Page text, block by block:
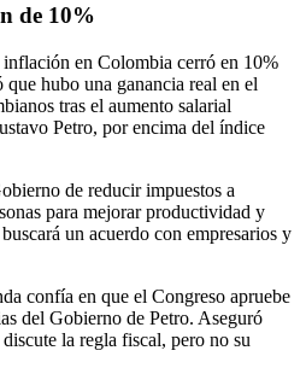
de 10%
en Colombia cerró en 10%
hubo una ganancia real en el
tras el aumento salarial
Petro, por encima del índice
de reducir impuestos a
para mejorar productividad y
un acuerdo con empresarios y
confía en que el Congreso apruebe
del Gobierno de Petro. Aseguró
la regla fiscal, pero no su